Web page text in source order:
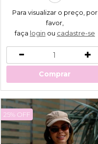
Para visualizar o preço, por
favor,
faça login ou cadastre-se
Comprar
25% OFF